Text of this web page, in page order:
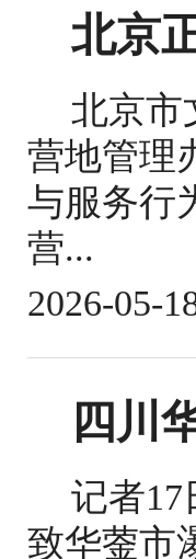
北京
北京市
营地管理
与服务行
营...
2026-05-
四川
记者
致华蓥市